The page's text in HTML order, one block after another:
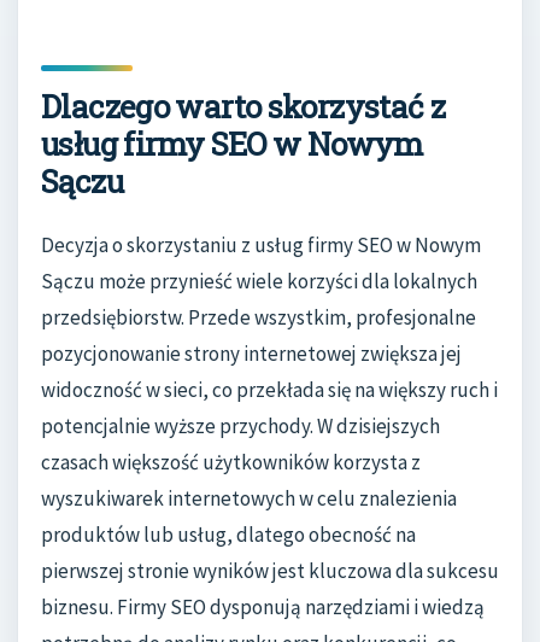
Dlaczego warto skorzystać z
usług firmy SEO w Nowym
Sączu
Decyzja o skorzystaniu z usług firmy SEO w Nowym
Sączu może przynieść wiele korzyści dla lokalnych
przedsiębiorstw. Przede wszystkim, profesjonalne
pozycjonowanie strony internetowej zwiększa jej
widoczność w sieci, co przekłada się na większy ruch i
potencjalnie wyższe przychody. W dzisiejszych
czasach większość użytkowników korzysta z
wyszukiwarek internetowych w celu znalezienia
produktów lub usług, dlatego obecność na
pierwszej stronie wyników jest kluczowa dla sukcesu
biznesu. Firmy SEO dysponują narzędziami i wiedzą